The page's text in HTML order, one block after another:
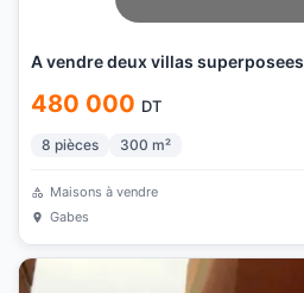
A vendre deux villas superposees
480 000 DT
8 pièces 300 m²
Maisons à vendre
Gabes